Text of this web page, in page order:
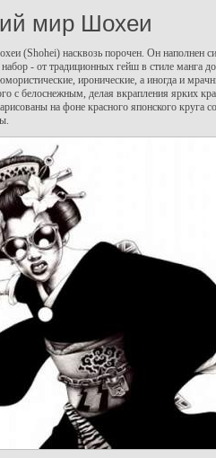
мир Шохеи
(Shohei) насквозь порочен. Он наполнен
- от традиционных гейш в стиле манга
иронические, а иногда и
с белоснежным, делая вкрапления ярких
на фоне красного японского круга